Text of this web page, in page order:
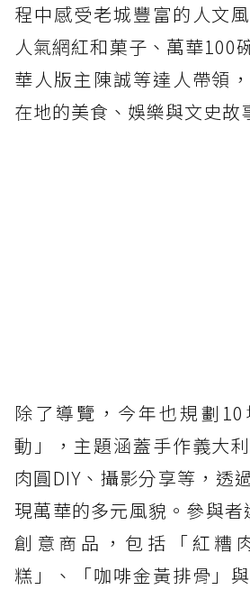
程中感受老城豐富的人文
人氣網紅和菓子、萬華100
華人版主陳誠等達人帶領
在地的美食、娛樂與文史故
除了導覽，今年也規劃
動」，主題涵蓋手作義大
肉圓DIY、攝影分享等，透
現萬華的多元風貌。參與
創意商品，包括「紅糟
糕」、「咖啡金黃排骨」